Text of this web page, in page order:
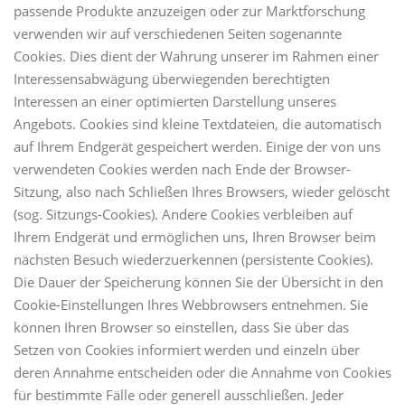
passende Produkte anzuzeigen oder zur Marktforschung
verwenden wir auf verschiedenen Seiten sogenannte
Cookies. Dies dient der Wahrung unserer im Rahmen einer
Interessensabwägung überwiegenden berechtigten
Interessen an einer optimierten Darstellung unseres
Angebots. Cookies sind kleine Textdateien, die automatisch
auf Ihrem Endgerät gespeichert werden. Einige der von uns
verwendeten Cookies werden nach Ende der Browser-
Sitzung, also nach Schließen Ihres Browsers, wieder gelöscht
(sog. Sitzungs-Cookies). Andere Cookies verbleiben auf
Ihrem Endgerät und ermöglichen uns, Ihren Browser beim
nächsten Besuch wiederzuerkennen (persistente Cookies).
Die Dauer der Speicherung können Sie der Übersicht in den
Cookie-Einstellungen Ihres Webbrowsers entnehmen. Sie
können Ihren Browser so einstellen, dass Sie über das
Setzen von Cookies informiert werden und einzeln über
deren Annahme entscheiden oder die Annahme von Cookies
für bestimmte Fälle oder generell ausschließen. Jeder